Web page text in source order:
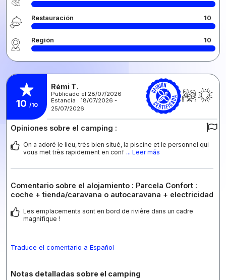
Restauración 10
Región 10
10 /10
Rémi T.
Publicado el 28/07/2026
Estancia : 18/07/2026 -
25/07/2026
Opiniones sobre el camping :
On a adoré le lieu, très bien situé, la piscine et le personnel qui
vous met très rapidement en conf ... Leer más
Comentario sobre el alojamiento : Parcela Confort :
coche + tienda/caravana o autocaravana + electricidad
Les emplacements sont en bord de rivière dans un cadre
magnifique !
Traduce el comentario a Español
Notas detalladas sobre el camping